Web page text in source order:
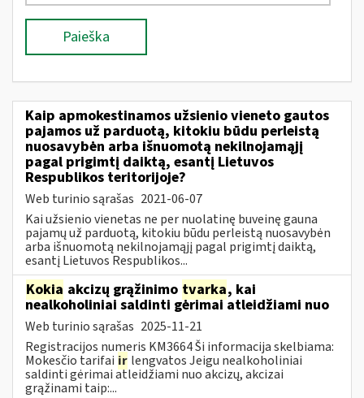
Paieška
Kaip apmokestinamos užsienio vieneto gautos
pajamos už parduotą, kitokiu būdu perleistą
nuosavybėn arba išnuomotą nekilnojamąjį
pagal prigimtį daiktą, esantį Lietuvos
Respublikos teritorijoje?
Web turinio sąrašas 2021-06-07
Kai užsienio vienetas ne per nuolatinę buveinę gauna
pajamų už parduotą, kitokiu būdu perleistą nuosavybėn
arba išnuomotą nekilnojamąjį pagal prigimtį daiktą,
esantį Lietuvos Respublikos...
Kokia akcizų grąžinimo tvarka, kai
nealkoholiniai saldinti gėrimai atleidžiami nuo
Web turinio sąrašas 2025-11-21
Registracijos numeris KM3664 Ši informacija skelbiama:
Mokesčio tarifai ir lengvatos Jeigu nealkoholiniai
saldinti gėrimai atleidžiami nuo akcizų, akcizai
grąžinami taip:...